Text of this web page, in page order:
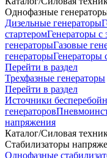
Однофазные
Дизельные генераторы
стартеромГенераторы с
генераторыГазовые
генераторыГенераторы
Перейти в раздел
Трехфазные генераторы
Перейти в раздел
Источники
генераторов
напряжения
Каталог/Силовая
Стабилизаторы
Однофазные